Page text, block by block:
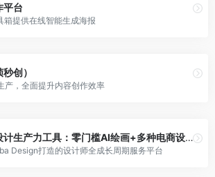
平台
箱提供在线智能生成海报
创）
产，全面提升内容创作效率
堆友—AI设计生产力工具：零门槛AI绘画+多种电商设计神器
Design打造的设计师全成长周期服务平台